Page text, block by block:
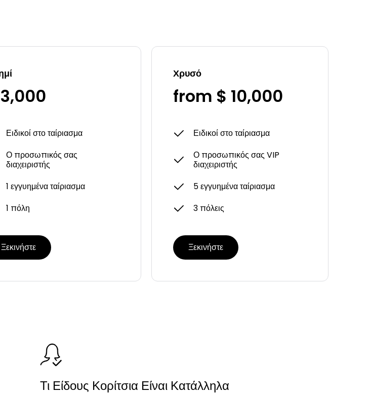
Ειδικοί στο ταίριασμα
Ο προσωπικός σας
διαχειριστής
1 εγγυημένα ταίριασμα
1 πόλη
Ξεκινήστε
Χρυσό
from $ 10,000
Ειδικοί στο ταίριασμα
Ο προσωπικός σας VIP
διαχειριστής
5 εγγυημένα ταίριασμα
3 πόλεις
Ξεκινήστε
Τι Είδους Κορίτσια Είναι Κατάλληλα